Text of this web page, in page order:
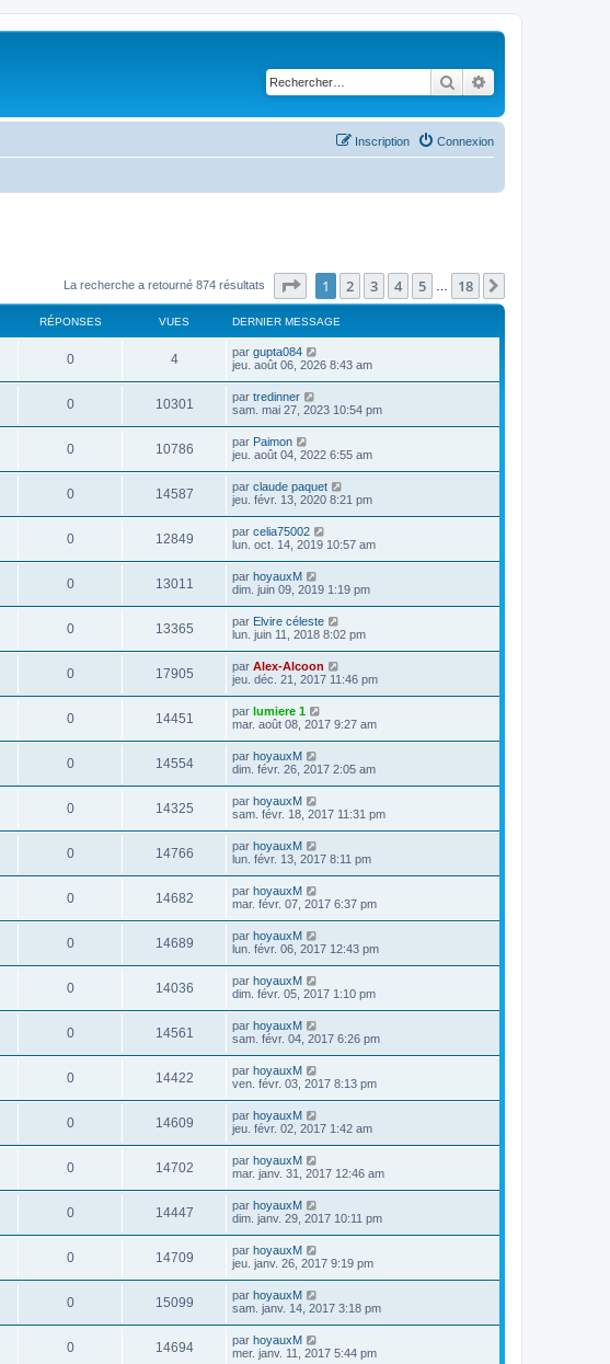
Rechercher
Connexion
Inscription
La recherche a retourné 874 résultats Page sur18
1 2 3 4 5 18
RÉPONSES VUES DERNIER MESSAGE
0 4 par gupta084
jeu. août 06, 2026 8:43 am
0 10301 par tredinner
sam. mai 27, 2023 10:54 pm
0 10786 par Paimon
jeu. août 04, 2022 6:55 am
0 14587 par claude paquet
jeu. févr. 13, 2020 8:21 pm
0 12849 par celia75002
lun. oct. 14, 2019 10:57 am
0 13011 par hoyauxM
dim. juin 09, 2019 1:19 pm
0 13365 par Elvire céleste
lun. juin 11, 2018 8:02 pm
0 17905 par Alex-Alcoon
jeu. déc. 21, 2017 11:46 pm
0 14451 par lumiere 1
mar. août 08, 2017 9:27 am
0 14554 par hoyauxM
dim. févr. 26, 2017 2:05 am
0 14325 par hoyauxM
sam. févr. 18, 2017 11:31 pm
0 14766 par hoyauxM
lun. févr. 13, 2017 8:11 pm
0 14682 par hoyauxM
mar. févr. 07, 2017 6:37 pm
0 14689 par hoyauxM
lun. févr. 06, 2017 12:43 pm
0 14036 par hoyauxM
dim. févr. 05, 2017 1:10 pm
0 14561 par hoyauxM
sam. févr. 04, 2017 6:26 pm
0 14422 par hoyauxM
ven. févr. 03, 2017 8:13 pm
0 14609 par hoyauxM
jeu. févr. 02, 2017 1:42 am
0 14702 par hoyauxM
mar. janv. 31, 2017 12:46 am
0 14447 par hoyauxM
dim. janv. 29, 2017 10:11 pm
0 14709 par hoyauxM
jeu. janv. 26, 2017 9:19 pm
0 15099 par hoyauxM
sam. janv. 14, 2017 3:18 pm
0 14694 par hoyauxM
mer. janv. 11, 2017 5:44 pm